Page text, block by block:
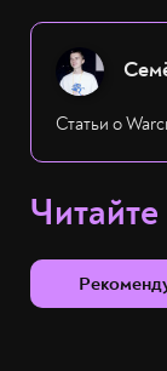
Статьи о